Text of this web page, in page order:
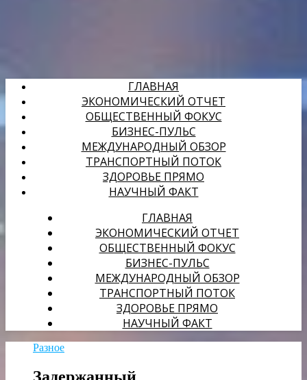
ГЛАВНАЯ
ЭКОНОМИЧЕСКИЙ ОТЧЕТ
ОБЩЕСТВЕННЫЙ ФОКУС
БИЗНЕС-ПУЛЬС
МЕЖДУНАРОДНЫЙ ОБЗОР
ТРАНСПОРТНЫЙ ПОТОК
ЗДОРОВЬЕ ПРЯМО
НАУЧНЫЙ ФАКТ
ГЛАВНАЯ
ЭКОНОМИЧЕСКИЙ ОТЧЕТ
ОБЩЕСТВЕННЫЙ ФОКУС
БИЗНЕС-ПУЛЬС
МЕЖДУНАРОДНЫЙ ОБЗОР
ТРАНСПОРТНЫЙ ПОТОК
ЗДОРОВЬЕ ПРЯМО
НАУЧНЫЙ ФАКТ
Разное